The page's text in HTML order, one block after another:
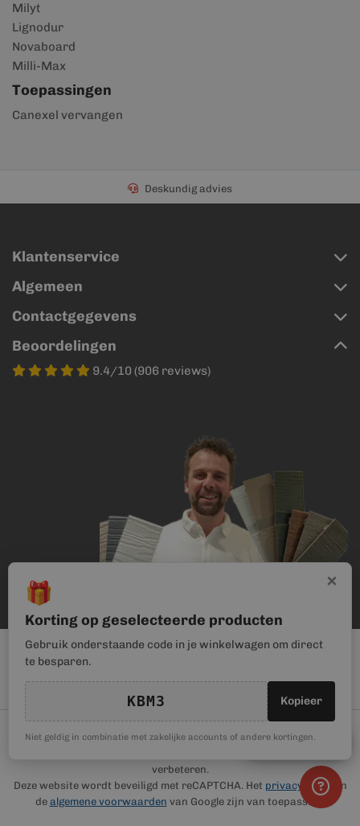
Milyt
Lignodur
Novaboard
Milli-Max
Toepassingen
Canexel vervangen
Deskundig advies
Klantenservice
Algemeen
Contactgegevens
Beoordelingen
9.4/10 (906 reviews)
×
🎁
Korting op geselecteerde producten
Gebruik onderstaande code in je winkelwagen om direct
te besparen.
KBM3 Kopieer
Niet geldig in combinatie met zakelijke accounts of andere kortingen.
🎁Kortingscode
© Kunststof Bouwmateriaal | Magento webwinkel realisatie door
verbeteren.
Deze website wordt beveiligd met reCAPTCHA. Het privacybeleid
en
de algemene voorwaarden van Google zijn van toepassing.